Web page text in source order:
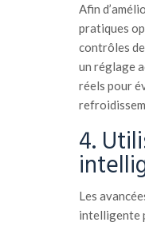
Afin
pratiques
contrôles
un réglage
réels pour
4.
Les
intelligente